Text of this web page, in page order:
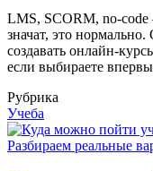
LMS, SCORM, no-code
значат, это
создавать онлайн-
если выбираете
Рубрика
Учеба